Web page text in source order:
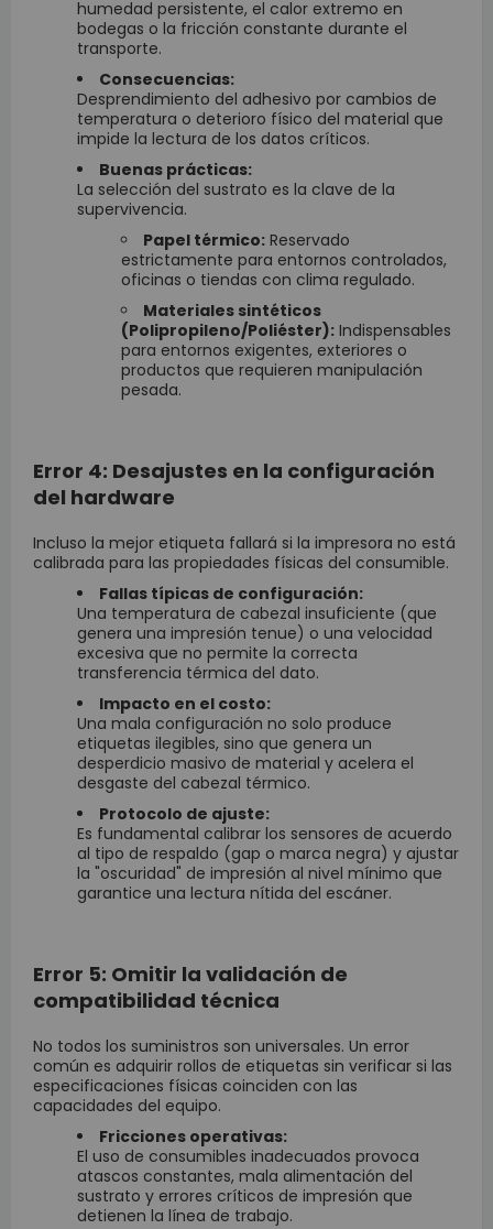
humedad persistente, el calor extremo en
bodegas o la fricción constante durante el
transporte.
Consecuencias:
Desprendimiento del adhesivo por cambios de
temperatura o deterioro físico del material que
impide la lectura de los datos críticos.
Buenas prácticas:
La selección del sustrato es la clave de la
supervivencia.
Papel térmico: Reservado
estrictamente para entornos controlados,
oficinas o tiendas con clima regulado.
Materiales sintéticos
(Polipropileno/Poliéster): Indispensables
para entornos exigentes, exteriores o
productos que requieren manipulación
pesada.
Error 4: Desajustes en la configuración
del hardware
Incluso la mejor etiqueta fallará si la impresora no está
calibrada para las propiedades físicas del consumible.
Fallas típicas de configuración:
Una temperatura de cabezal insuficiente (que
genera una impresión tenue) o una velocidad
excesiva que no permite la correcta
transferencia térmica del dato.
Impacto en el costo:
Una mala configuración no solo produce
etiquetas ilegibles, sino que genera un
desperdicio masivo de material y acelera el
desgaste del cabezal térmico.
Protocolo de ajuste:
Es fundamental calibrar los sensores de acuerdo
al tipo de respaldo (gap o marca negra) y ajustar
la "oscuridad" de impresión al nivel mínimo que
garantice una lectura nítida del escáner.
Error 5: Omitir la validación de
compatibilidad técnica
No todos los suministros son universales. Un error
común es adquirir rollos de etiquetas sin verificar si las
especificaciones físicas coinciden con las
capacidades del equipo.
Fricciones operativas:
El uso de consumibles inadecuados provoca
atascos constantes, mala alimentación del
sustrato y errores críticos de impresión que
detienen la línea de trabajo.